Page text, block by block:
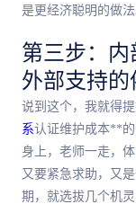
是更经济聪明的做法
第三步：内
外部支持的
说到这个，我就得
系认证维护成本**
身上，老师一走，
又要紧急求助，又
期，就选拔几个机